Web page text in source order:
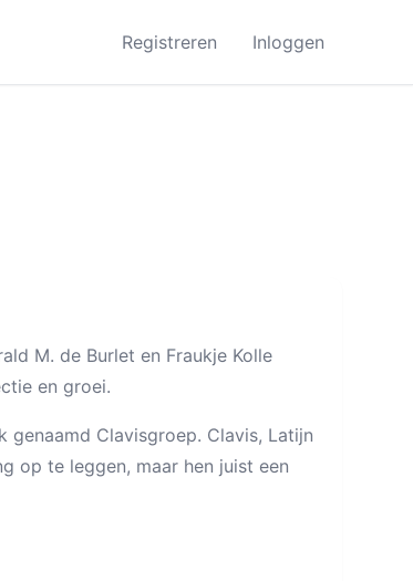
Registreren Inloggen
M. de Burlet en Fraukje Kolle
en groei.
Clavisgroep. Clavis, Latijn
op te leggen, maar hen juist een